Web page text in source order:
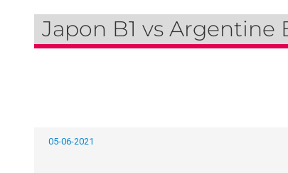
Japon B1 vs Argentine
05-06-2021